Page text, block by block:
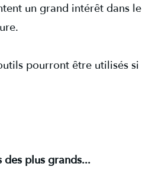
un grand intérêt dans le
pourront être utilisés si
plus grands...